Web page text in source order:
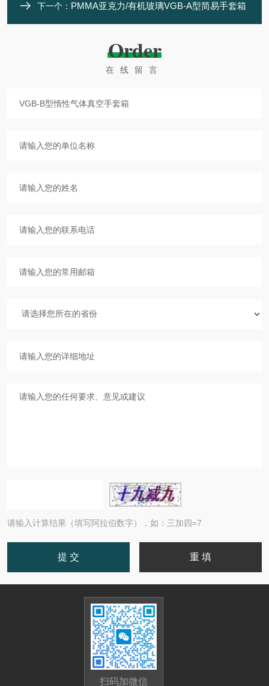
下一个： PMMA亚克力/有机玻璃VGB-A型简易手套箱
Order
在线留言
请输入计算结果（填写阿拉伯数字），如：三加四=7
扫码加微信